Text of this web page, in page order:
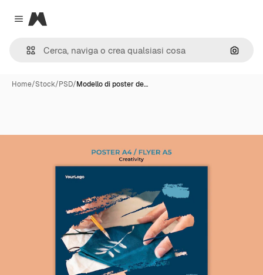
Close menu
Magnific
Cerca
Home/Stock/PSD/Modello di poster de…